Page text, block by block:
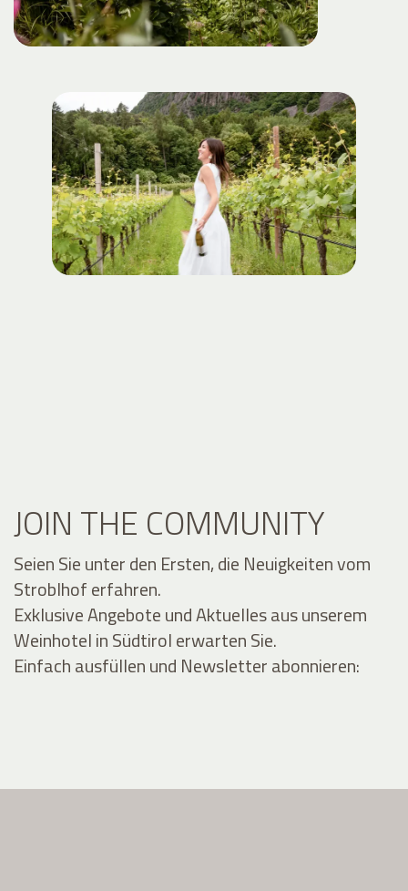
JOIN THE COMMUNITY
Seien Sie unter den Ersten, die Neuigkeiten vom
Stroblhof erfahren.
Exklusive Angebote und Aktuelles aus unserem
Weinhotel in Südtirol erwarten Sie.
Einfach ausfüllen und Newsletter abonnieren: